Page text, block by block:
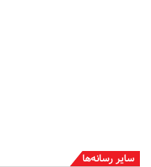
سایر رسانه‌ها